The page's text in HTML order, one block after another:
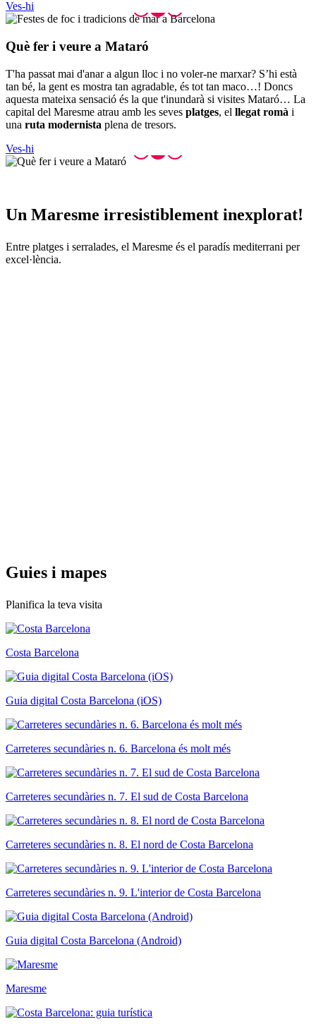
Ves-hi
Què fer i veure a Mataró
T'ha passat mai d'anar a algun lloc i no voler-ne marxar? S’hi està
tan bé, la gent es mostra tan agradable, és tot tan maco…! Doncs
aquesta mateixa sensació és la que t'inundarà si visites Mataró… La
capital del Maresme atrau amb les seves platges, el llegat romà i
una ruta modernista plena de tresors.
Ves-hi
Un Maresme irresistiblement inexplorat!
Entre platges i serralades, el Maresme és el paradís mediterrani per
excel·lència.
Guies i mapes
Planifica la teva visita
Costa Barcelona
Guia digital Costa Barcelona (iOS)
Carreteres secundàries n. 6. Barcelona és molt més
Carreteres secundàries n. 7. El sud de Costa Barcelona
Carreteres secundàries n. 8. El nord de Costa Barcelona
Carreteres secundàries n. 9. L'interior de Costa Barcelona
Guia digital Costa Barcelona (Android)
Maresme